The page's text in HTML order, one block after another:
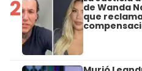
2 de Wanda
que